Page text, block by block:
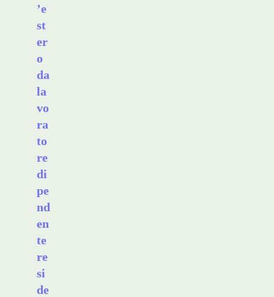
’e
st
er
o
da
la
vo
ra
to
re
di
pe
nd
en
te
re
si
de